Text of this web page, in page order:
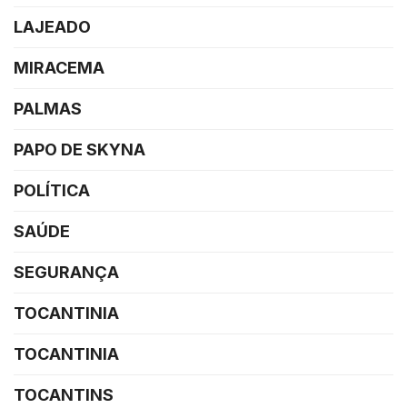
LAJEADO
MIRACEMA
PALMAS
PAPO DE SKYNA
POLÍTICA
SAÚDE
SEGURANÇA
TOCANTINIA
TOCANTINIA
TOCANTINS